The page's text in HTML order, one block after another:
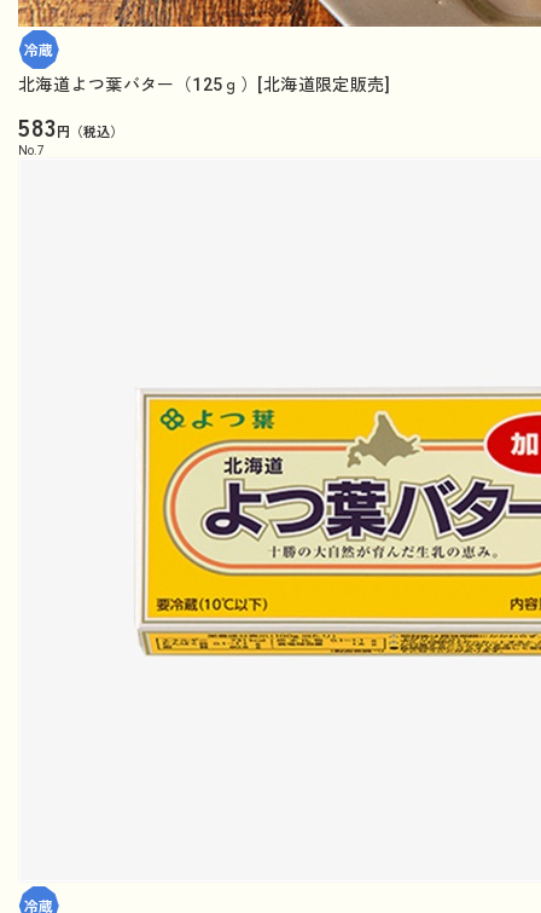
北海道よつ葉バター（125ｇ）[北海道限定販売]
583円（税込）
No. 7